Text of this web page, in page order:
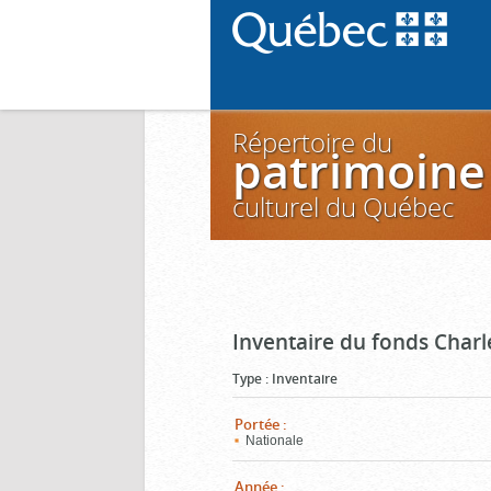
Répertoire du
patrimoine
culturel du Québec
Inventaire du fonds
Type : Inventaire
Portée :
Nationale